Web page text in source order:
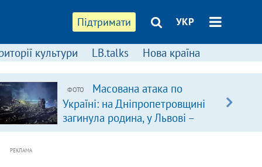
Підтримати УКР
культури LB.talks Нова країна
ФОТО
Масована атака по
Україні: на Дніпропетровщині
загинула родина, у Львові –
удар по багатоповерхівках
РЕКЛАМА